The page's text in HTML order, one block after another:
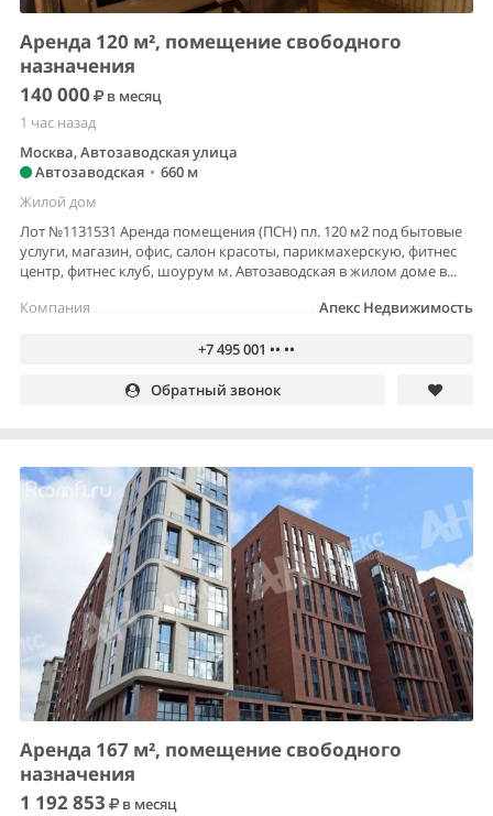
Аренда 120 м², помещение свободного
назначения
140 000
в месяц
1 час назад
Москва, Автозаводская улица
Автозаводская • 660 м
Жилой дом
Лот №1131531 Аренда помещения (ПСН) пл. 120 м2 под бытовые
услуги, магазин, офис, салон красоты, парикмахерскую, фитнес
центр, фитнес клуб, шоурум м. Автозаводская в жилом доме в...
Апекс Недвижимость
Компания
+7 495 001 •• ••
Обратный звонок
Аренда 167 м², помещение свободного
назначения
1 192 853
в месяц